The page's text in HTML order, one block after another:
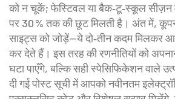
को न चूकें; फेस्टिवल या बैक‑टू‑स्कूल
पर 30 % तक की छूट मिलती है। अंत में,
साइट्स को जोड़ें—ये दो‑तीन कदम मिलकर
कर देते हैं। इस तरह की रणनीतियों को
घटा पाएँगे, बल्कि सही स्पेसिफिकेशन वाले
दी गई पोस्ट सूची में आपको नवीनतम